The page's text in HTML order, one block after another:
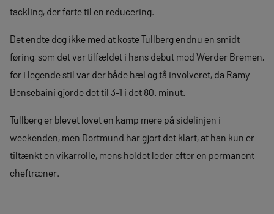
tackling, der førte til en reducering.
Det endte dog ikke med at koste Tullberg endnu en smidt
føring, som det var tilfældet i hans debut mod Werder Bremen,
for i legende stil var der både hæl og tå involveret, da Ramy
Bensebaini gjorde det til 3-1 i det 80. minut.
Tullberg er blevet lovet en kamp mere på sidelinjen i
weekenden, men Dortmund har gjort det klart, at han kun er
tiltænkt en vikarrolle, mens holdet leder efter en permanent
cheftræner.